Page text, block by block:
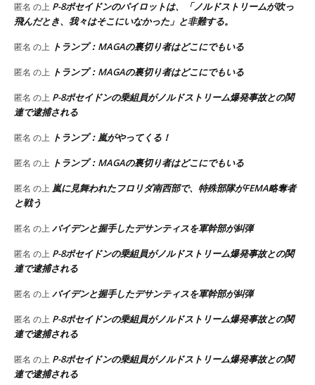
匿名 の上 P-8ポセイドンのパイロットは、「ノルドストリームが吹っ
飛んだとき、我々はそこにいなかった」と非難する。
匿名 の上 トランプ：MAGAの裏切り者はどこにでもいる
匿名 の上 トランプ：MAGAの裏切り者はどこにでもいる
匿名 の上 P-8ポセイドンの乗組員がノルドストリーム爆発事故との関
連で逮捕される
匿名 の上 トランプ：嵐がやってくる！
匿名 の上 トランプ：MAGAの裏切り者はどこにでもいる
匿名 の上 嵐に見舞われたフロリダ南西部で、特殊部隊がFEMA略奪者
と戦う
匿名 の上 バイデンと握手したデサンティスを軍幹部が糾弾
匿名 の上 P-8ポセイドンの乗組員がノルドストリーム爆発事故との関
連で逮捕される
匿名 の上 バイデンと握手したデサンティスを軍幹部が糾弾
匿名 の上 P-8ポセイドンの乗組員がノルドストリーム爆発事故との関
連で逮捕される
匿名 の上 P-8ポセイドンの乗組員がノルドストリーム爆発事故との関
連で逮捕される